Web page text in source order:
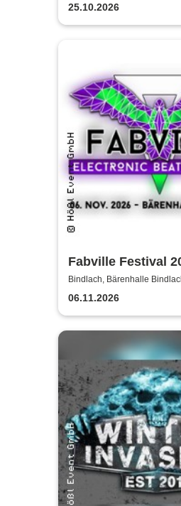
25.10.2026
Fabville Festival
Bindlach, Bärenhalle
06.11.2026